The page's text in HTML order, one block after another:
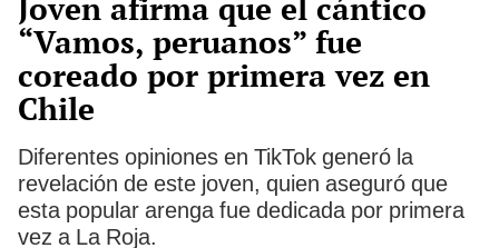
Joven afirma que el cántico
“Vamos, peruanos” fue
coreado por primera vez en
Chile
Diferentes opiniones en TikTok generó la
revelación de este joven, quien aseguró que
esta popular arenga fue dedicada por primera
vez a La Roja.